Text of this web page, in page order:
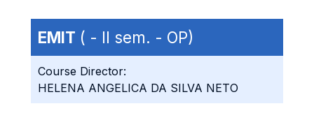
EMIT ( - II sem. - OP)
Course Director:
HELENA ANGELICA DA SILVA NETO